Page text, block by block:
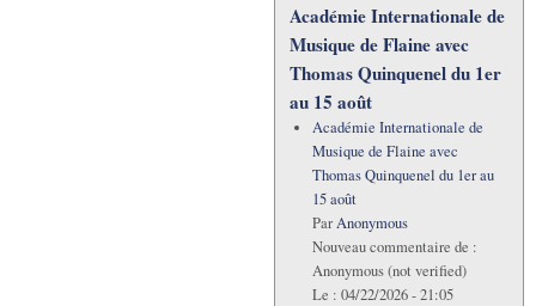
Académie Internationale de
Musique de Flaine avec
Thomas Quinquenel du 1er
au 15 août
Académie Internationale de
Musique de Flaine avec
Thomas Quinquenel du 1er au
15 août
ParAnonymous
Nouveau commentaire de :
Anonymous (not verified)
Le : 04/22/2026 - 21:05